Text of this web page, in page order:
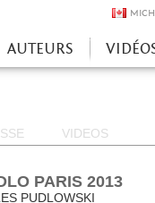
AUTEURS
VIDEOS
PARIS 2013
PUDLOWSKI